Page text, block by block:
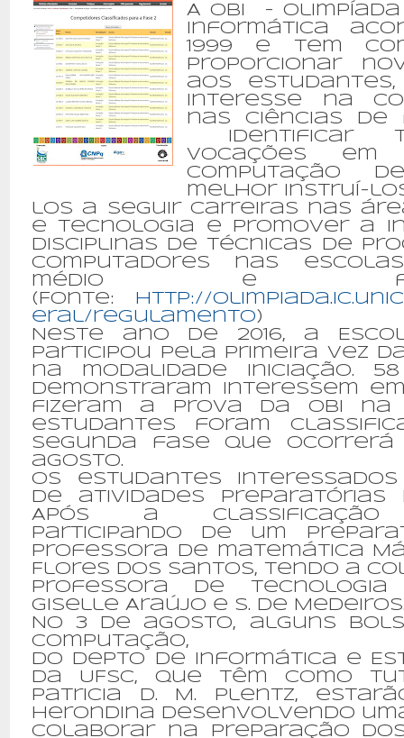
A OBI -
Informática
1999 e tem
proporcionar
aos
interesse na
nas ciências de
identificar
vocações em
Computação
melhor instruí-
los a seguir carreiras nas
e tecnologia e promover a
disciplinas de técnicas de
computadores nas
médio e
(Fonte:
http://
eral/regulamento)
Neste ano de 2016, a
participou pela primeira vez
na modalidade iniciação.
demonstraram interessem
fizeram a prova da OBI na
estudantes foram
segunda fase que
agosto.
Os estudantes interessados
de atividades preparatórias
Após a classificação
participando de um
professora de matemática
Flores dos Santos, tendo a
professora de Tecnologia
Giselle Araújo e S. de
No 3 de agosto, alguns
Computação,
do Depto de Informática e
da UFSC, que têm como
Patricia D. M. Plentz,
Herondina desenvolvendo
colaborar na preparação